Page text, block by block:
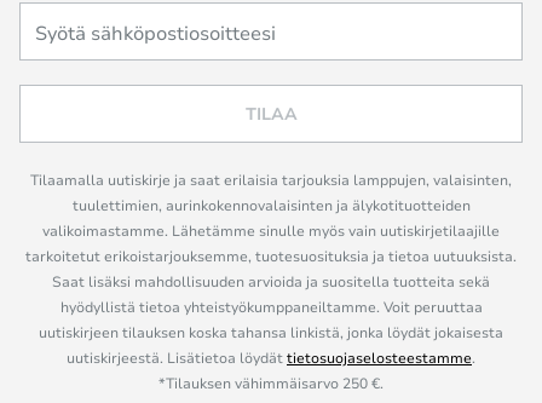
TILAA
Tilaamalla uutiskirje ja saat erilaisia tarjouksia lamppujen, valaisinten,
tuulettimien, aurinkokennovalaisinten ja älykotituotteiden
valikoimastamme. Lähetämme sinulle myös vain uutiskirjetilaajille
tarkoitetut erikoistarjouksemme, tuotesuosituksia ja tietoa uutuuksista.
Saat lisäksi mahdollisuuden arvioida ja suositella tuotteita sekä
hyödyllistä tietoa yhteistyökumppaneiltamme. Voit peruuttaa
uutiskirjeen tilauksen koska tahansa linkistä, jonka löydät jokaisesta
uutiskirjeestä. Lisätietoa löydättietosuojaselosteestamme.
*Tilauksen vähimmäisarvo 250 €.